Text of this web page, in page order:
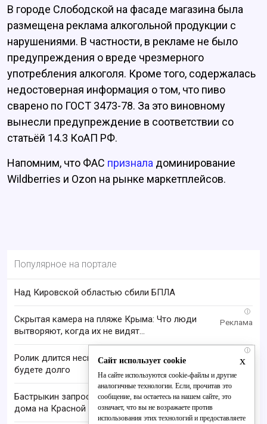
В городе Слободской на фасаде магазина была
размещена реклама алкогольной продукции с
нарушениями. В частности, в рекламе не было
предупреждения о вреде чрезмерного
употребления алкоголя. Кроме того, содержалась
недостоверная информация о том, что пиво
сварено по ГОСТ 3473-78. За это виновному
вынесли предупреждение в соответствии со
статьёй 14.3 КоАП РФ.
Напомним, что ФАС признала доминирование
Wildberries и Ozon на рынке маркетплейсов.
Популярное на портале
Над Кировской областью сбили БПЛА
i
Скрытая камера на пляже Крыма: Что люди
вытворяют, когда их не видят...
i
Ролик длится несколько секунд, а смеяться вы
будете долго
Бастрыкин запросил доклад по нерасселению
дома на Красной Звезды в Кирове
x
Сайт использует cookie
На сайте используются cookie-файлы и другие
аналогичные технологии. Если, прочитав это
сообщение, вы остаетесь на нашем сайте, это
означает, что вы не возражаете против
использования этих технологий и предоставляете